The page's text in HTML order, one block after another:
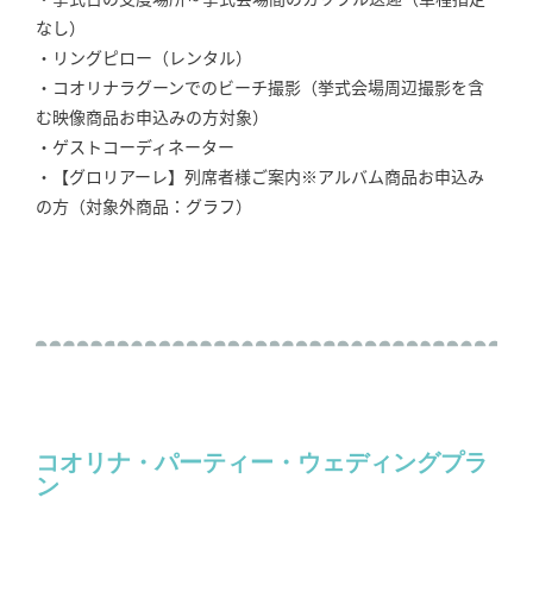
なし）
・リングピロー（レンタル）
・コオリナラグーンでのビーチ撮影（挙式会場周辺撮影を含
む映像商品お申込みの方対象）
・ゲストコーディネーター
・【グロリアーレ】列席者様ご案内※アルバム商品お申込み
の方（対象外商品：グラフ）
コオリナ・パーティー・ウェディングプラ
ン